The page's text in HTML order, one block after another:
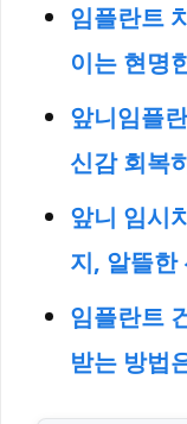
임플란트
이는 현명
앞니임플
신감 회복
앞니 임시
지, 알뜰한
임플란트
받는 방법